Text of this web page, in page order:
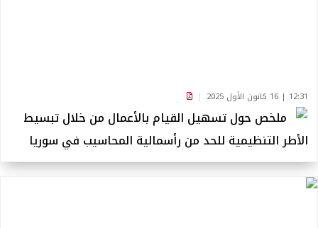
12:31 | 16 كانون الأول 2025
ملخص حول تسهيل القيام بالأعمال من خلال تبسيط
الأطر التنظيمية للحد من رأسمالية المحاسيب في سوريا